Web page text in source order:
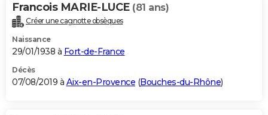
Francois MARIE-LUCE (81 ans)
Créer une cagnotte obsèques
Naissance
29/01/1938 à Fort-de-France
Décès
07/08/2019 à Aix-en-Provence (Bouches-du-Rhône)